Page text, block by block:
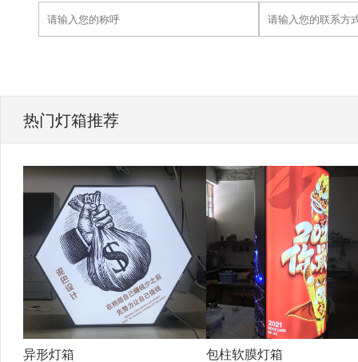
热门灯箱推荐
异形灯箱 包柱软膜灯箱